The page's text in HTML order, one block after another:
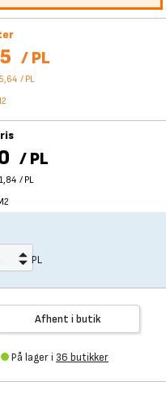
/PL
/ PL
/ PL
/ PL
PL
Afhent i butik
På lager i 36 butikker